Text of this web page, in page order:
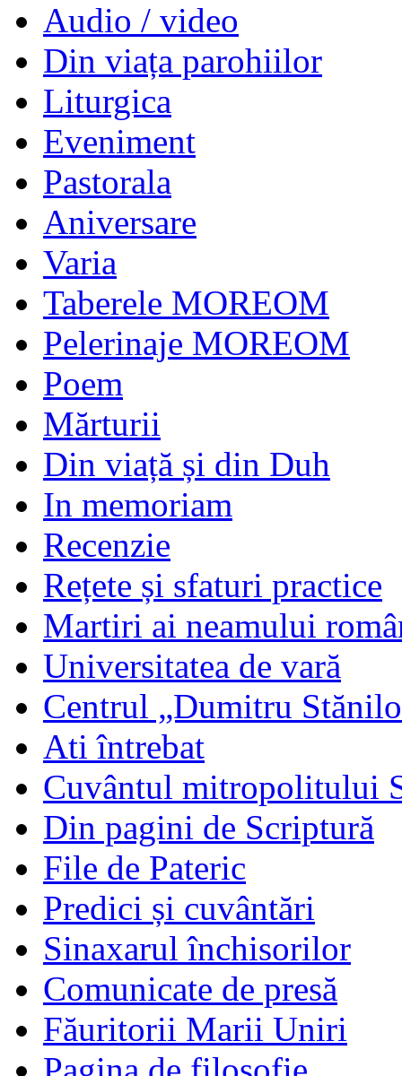
Audio / video
Din viața parohiilor
Liturgica
Eveniment
Pastorala
Aniversare
Varia
Taberele MOREOM
Pelerinaje MOREOM
Poem
Mărturii
Din viață și din Duh
In memoriam
Recenzie
Rețete și sfaturi practice
Martiri ai neamului
Universitatea de vară
Centrul „Dumitru
Ati întrebat
Cuvântul mitropolitului
Din pagini de Scriptură
File de Pateric
Predici și cuvântări
Sinaxarul închisorilor
Comunicate de presă
Făuritorii Marii Uniri